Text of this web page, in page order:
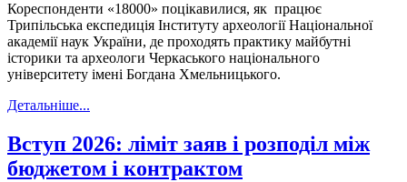
Кореспонденти «18000» поцікавилися, як працює
Трипільська експедиція Інституту археології Національної
академії наук України, де проходять практику майбутні
історики та археологи Черкаського національного
університету імені Богдана Хмельницького.
Детальніше...
Вступ 2026: ліміт заяв і розподіл між
бюджетом і контрактом